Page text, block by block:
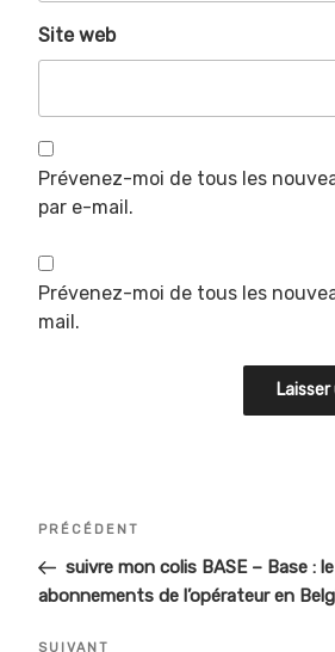
Site web
Prévenez-moi de tous les
par e-mail.
Prévenez-moi de tous les
mail.
Navigation
de
l’article
Article
précédent
PRÉCÉDENT
suivre mon colis BASE – Base :
abonnements de l’opérateur en
SUIVANT